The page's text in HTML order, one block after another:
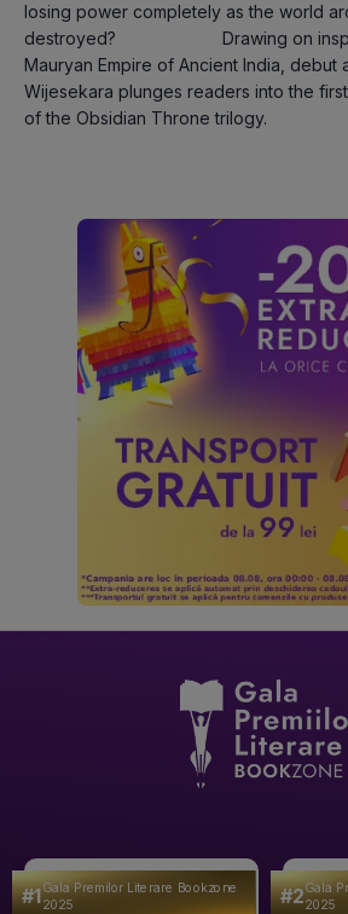
losing power completely as the world
destroyed?                      Drawing on
Mauryan Empire of Ancient India, debut
Wijesekara plunges readers into the
of the Obsidian Throne trilogy.
#1Gala Premilor Literare Bookzone
2025 #2Gala
2025